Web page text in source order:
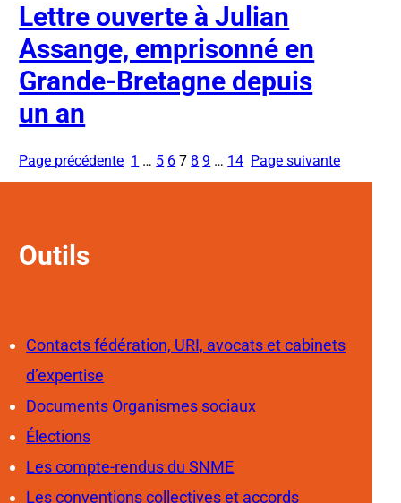
Lettre ouverte à Julian
Assange, emprisonné en
Grande-Bretagne depuis
un an
Page précédente 1 … 5 6 7 8 9 … 14 Page suivante
Outils
Contacts fédération, URI, avocats et cabinets
d’expertise
Documents Organismes sociaux
Élections
Les compte-rendus du SNME
Les conventions collectives et accords